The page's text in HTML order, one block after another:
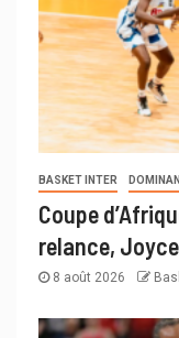
BASKET INTER
Coupe
relance,
8 août 2026